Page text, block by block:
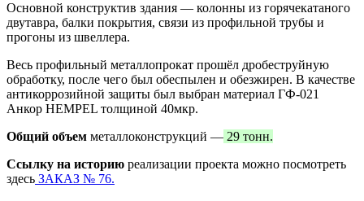
Основной конструктив здания — колонны из горячекатаного
двутавра, балки покрытия, связи из профильной трубы и
прогоны из швеллера.
Весь профильный металлопрокат прошёл дробеструйную
обработку, после чего был обеспылен и обезжирен. В качестве
антикоррозийной защиты был выбран материал ГФ-021
Анкор HEMPEL толщиной 40мкр.
Общий объем металлоконструкций — 29 тонн.
Ссылку на историю реализации проекта можно посмотреть
здесь ЗАКАЗ № 76.